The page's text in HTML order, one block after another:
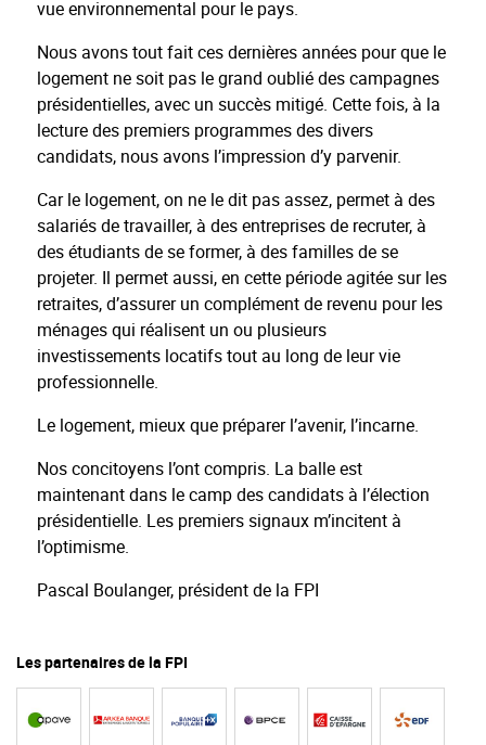
vue environnemental pour le pays.
Nous avons tout fait ces dernières années pour que le
logement ne soit pas le grand oublié des campagnes
présidentielles, avec un succès mitigé. Cette fois, à la
lecture des premiers programmes des divers
candidats, nous avons l’impression d’y parvenir.
Car le logement, on ne le dit pas assez, permet à des
salariés de travailler, à des entreprises de recruter, à
des étudiants de se former, à des familles de se
projeter. Il permet aussi, en cette période agitée sur les
retraites, d’assurer un complément de revenu pour les
ménages qui réalisent un ou plusieurs
investissements locatifs tout au long de leur vie
professionnelle.
Le logement, mieux que préparer l’avenir, l’incarne.
Nos concitoyens l’ont compris. La balle est
maintenant dans le camp des candidats à l’élection
présidentielle. Les premiers signaux m’incitent à
l’optimisme.
Pascal Boulanger, président de la FPI
Les partenaires de la FPI